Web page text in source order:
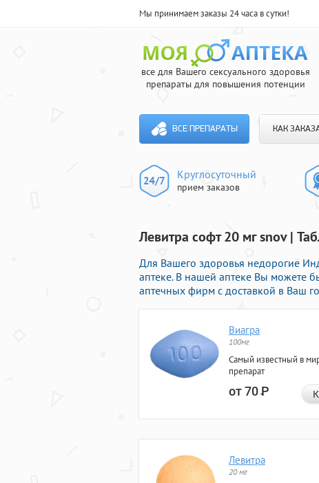
Мы принимаем заказы 24 часа в сутки!
все для Вашего сексуального здоровья
препараты для повышения потенции
ВСЕ ПРЕПАРАТЫ КАК
Круглосуточный
прием заказов
Левитра софт 20 мг snov |
Для Вашего здоровья недорогие
аптеке. В нашей аптеке Вы можете
аптечных фирм с доставкой в Ваш
Виагра
100мг
Самый известный в
препарат
от 70Р
Левитра
20 мг